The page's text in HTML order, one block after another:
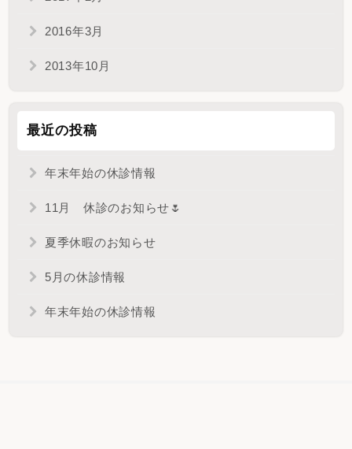
2016年3月
2013年10月
最近の投稿
年末年始の休診情報
11月 休診のお知らせ🌷
夏季休暇のお知らせ
5月の休診情報
年末年始の休診情報